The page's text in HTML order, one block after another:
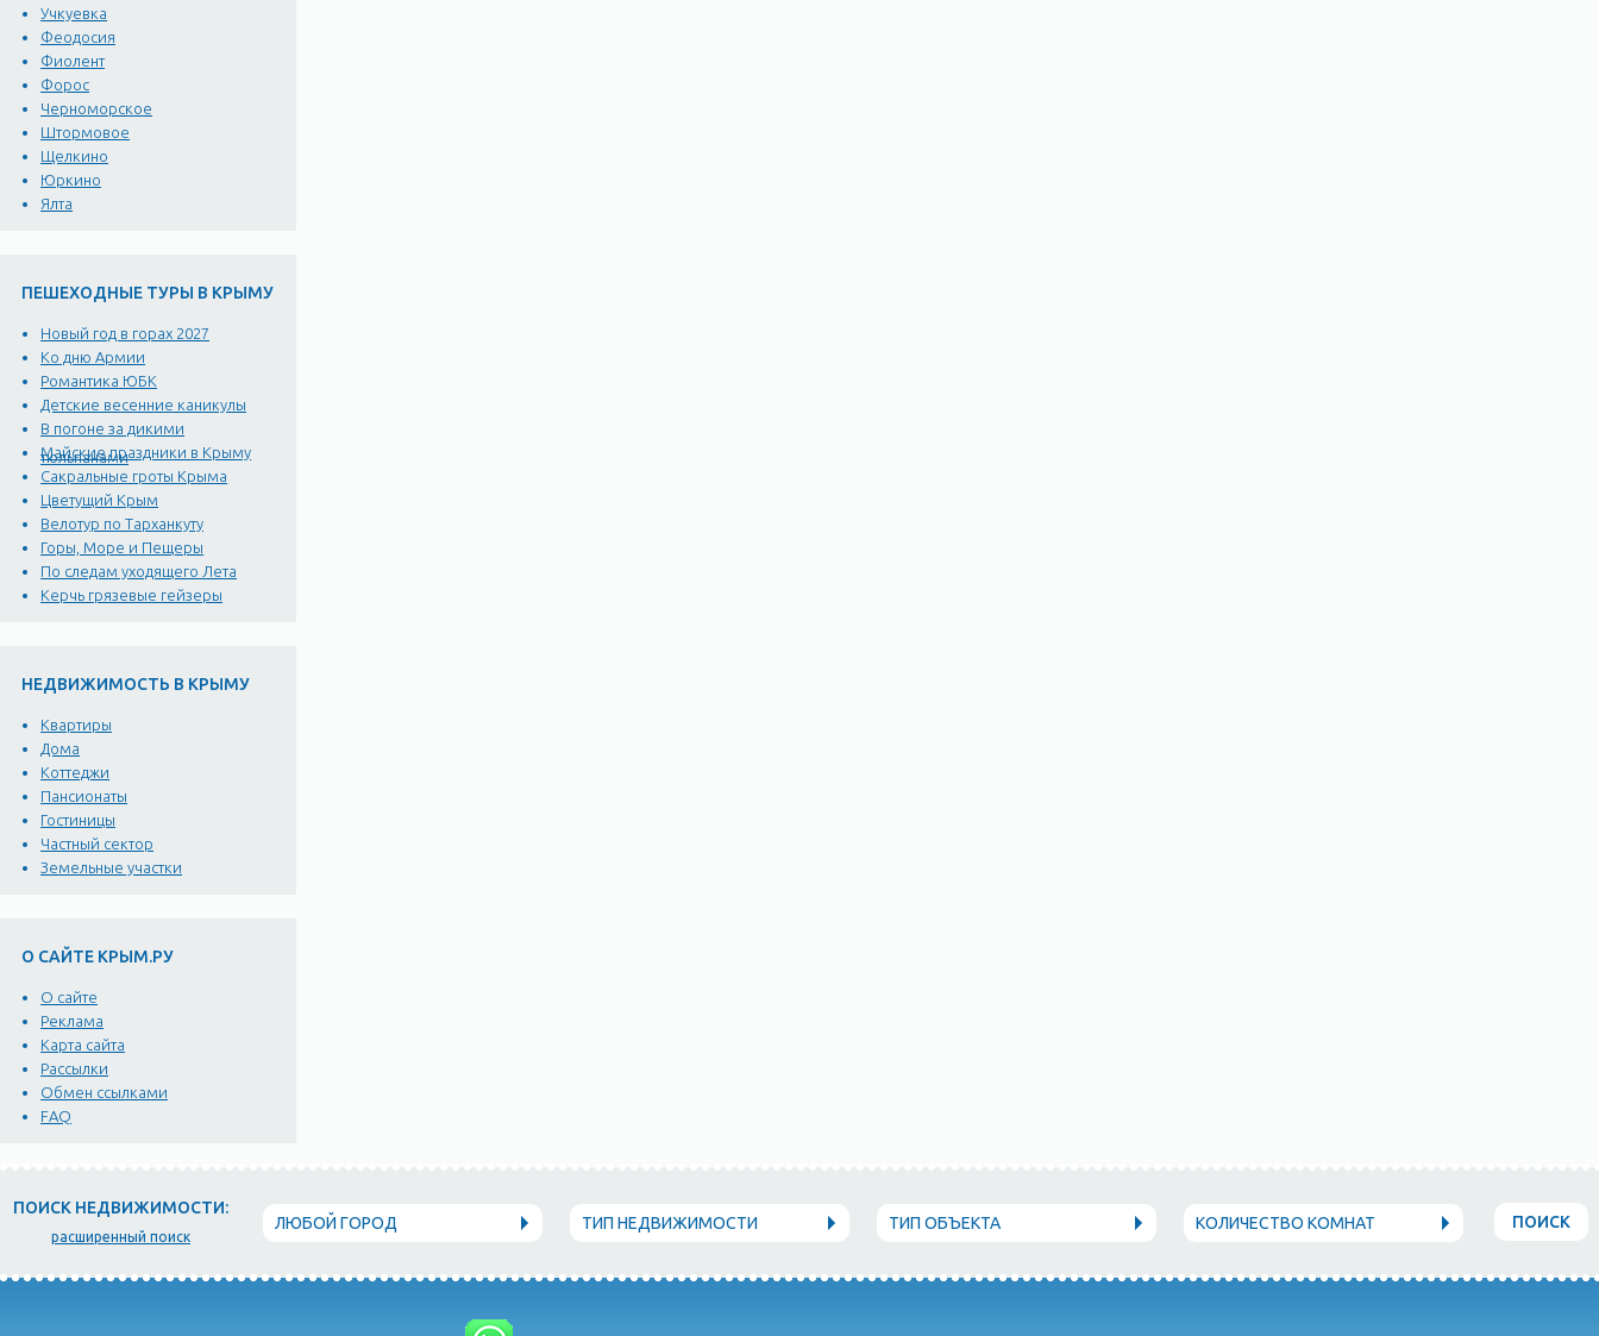
Учкуевка
Феодосия
Фиолент
Форос
Черноморское
Штормовое
Щелкино
Юркино
Ялта
ПЕШЕХОДНЫЕ ТУРЫ В КРЫМУ
Новый год в горах 2027
Ко дню Армии
Романтика ЮБК
Детские весенние каникулы
В погоне за дикими
тюльпанами
Майские праздники в Крыму
Сакральные гроты Крыма
Цветущий Крым
Велотур по Тарханкуту
Горы, Море и Пещеры
По следам уходящего Лета
Керчь грязевые гейзеры
НЕДВИЖИМОСТЬ В КРЫМУ
Квартиры
Дома
Коттеджи
Пансионаты
Гостиницы
Частный сектор
Земельные участки
О САЙТЕ КРЫМ.РУ
О сайте
Реклама
Карта сайта
Рассылки
Обмен ссылками
FAQ
ПОИСК НЕДВИЖИМОСТИ:
расширенный поиск
ЛЮБОЙ ГОРОД ТИП НЕДВИЖИМОСТИ ТИП ОБЪЕКТА КОЛИЧЕСТВО КОМНАТ ПОИСК